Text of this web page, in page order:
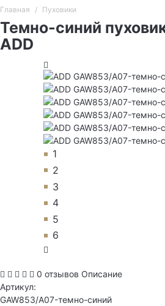
Главная Пуховики
Темно-синий
ADD
1
2
3
4
5
6
0 отзывов Описание
Артикул:
GAW853/A07-темно-синий